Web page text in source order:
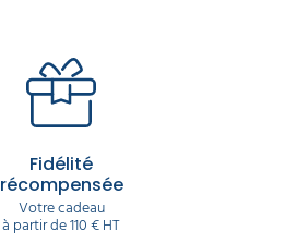
Fidélité
récompensée
Votre cadeau
à partir de 110 € HT